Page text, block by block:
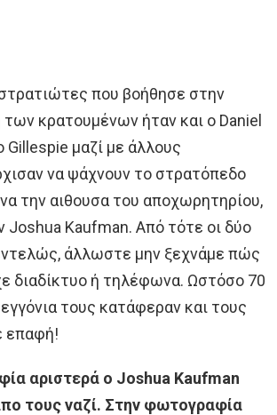
που βοήθησε στην
κρατουμένων ήταν και ο Daniel
Gillespie μαζί με άλλους
να ψάχνουν το στρατόπεδο
την αιθουσα του αποχωρητηρίου,
Joshua Kaufman. Από τότε οι δύο
άλλωστε μην ξεχνάμε πώς
διαδίκτυο ή τηλέφωνα. Ωστόσο 70
τους κατάφεραν και τους
επαφή!
αριστερά ο Joshua Kaufman
τους ναζί. Στην φωτογραφία